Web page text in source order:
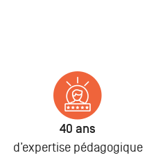
40 ans
d’expertise pédagogique